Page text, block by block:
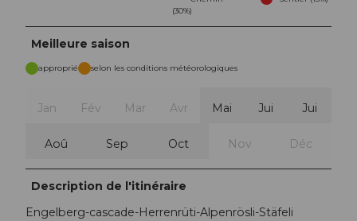
(30%)
Meilleure saison
approprié selon les conditions météorologiques
Jan Fév Mar Avr Mai Jui Jui
Aoû Sep Oct Nov Déc
Description de l'itinéraire
Engelberg-cascade-Herrenrüti-Alpenrösli-Stäfeli